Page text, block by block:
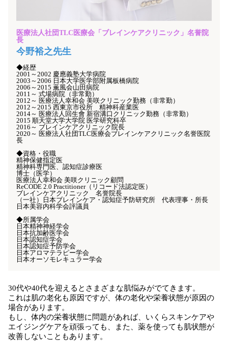
医療法人社団TLC医療会「ブレインケアクリニック」 名誉院
長
今野裕之先生
◆経歴
2001～2002 慶應義塾大学病院
2003～2006 日本大学医学部附属板橋病院
2006～2015 薫風会山田病院
2011～ 式場病院（非常勤）
2012～ 医療法人幸和会 美咲クリニック勤務（非常勤）
2012～2015 西東京市役所 精神科産業医
2014～ 医療法人回生會 新宿溝口クリニック勤務（非常勤）
2015 順天堂大学大学院 医学研究科卒
2016～ ブレインケアクリニック院長
2020～ 医療法人社団TLC医療会ブレインケアクリニック名誉医院
長
◆資格・役職
精神保健指定医
精神科専門医、認知症診療医
博士（医学）
医療法人幸和会 美咲クリニック顧問
ReCODE 2.0 Practitioner（リコード法認定医）
ブレインケアクリニック 名誉院長
（一社）日本ブレインケア・認知症予防研究所 代表理事・所長
日本美容内科学会評議員
◆所属学会
日本精神神経学会
日本抗加齢医学会
日本認知症学会
日本認知症予防学会
日本アロマテラピー学会
日本オーソモレキュラー学会
30代や40代を迎えるとさまざまな肌悩みがでてきます。
これは肌の老化も原因ですが、体の老化や栄養状態が原因の
場合があります。
もし、体内の栄養状態に問題があれば、いくらスキンケアや
エイジングケアを頑張っても、また、薬を使っても肌状態が
改善しないこともあります。